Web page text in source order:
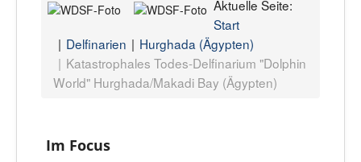
Aktuelle Seite:
Start
Delfinarien
Hurghada (Ägypten)
Katastrophales Todes-Delfinarium "Dolphin
World" Hurghada/Makadi Bay (Ägypten)
Im Focus